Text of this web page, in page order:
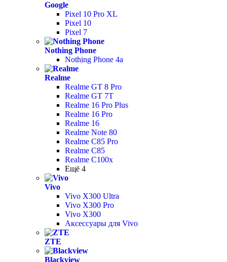
Google
Pixel 10 Pro XL
Pixel 10
Pixel 7
Nothing Phone
Nothing Phone 4a
Realme
Realme GT 8 Pro
Realme GT 7T
Realme 16 Pro Plus
Realme 16 Pro
Realme 16
Realme Note 80
Realme C85 Pro
Realme C85
Realme C100x
Ещё 4
Vivo
Vivo X300 Ultra
Vivo X300 Pro
Vivo X300
Аксессуары для Vivo
ZTE
Blackview